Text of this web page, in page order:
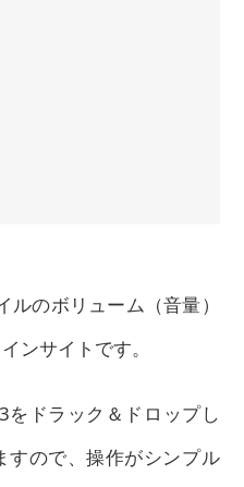
のボリューム（音量）
ンサイトです。
をドラック＆ドロップし
すので、操作がシンプル